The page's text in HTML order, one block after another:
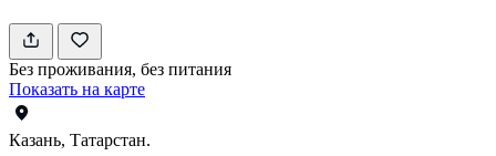
Без проживания, без питания
Показать на карте
Казань, Татарстан.